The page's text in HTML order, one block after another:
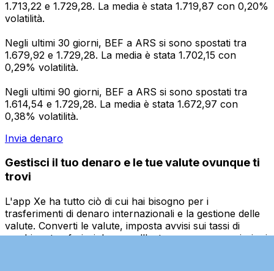
1.713,22 e 1.729,28. La media è stata 1.719,87 con 0,20%
volatilità.
Negli ultimi 30 giorni, BEF a ARS si sono spostati tra
1.679,92 e 1.729,28. La media è stata 1.702,15 con
0,29% volatilità.
Negli ultimi 90 giorni, BEF a ARS si sono spostati tra
1.614,54 e 1.729,28. La media è stata 1.672,97 con
0,38% volatilità.
Invia denaro
Gestisci il tuo denaro e le tue valute ovunque ti
trovi
L'app Xe ha tutto ciò di cui hai bisogno per i
trasferimenti di denaro internazionali e la gestione delle
valute. Converti le valute, imposta avvisi sui tassi di
cambio e trasferisci denaro all'estero senza commissioni